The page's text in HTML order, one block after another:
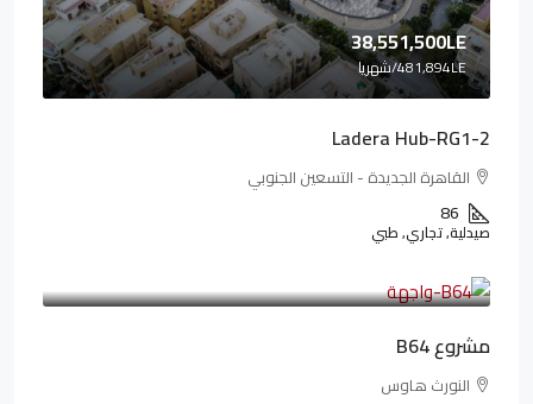
38,551,500LE
481,894LE/شهريا
Ladera Hub-RG1-2
القاهرة الجديدة - التسعين الجنوبي
86
صيدلية, تجاري, طبي
3,125,000LE
مشروع B64
النورث هاوس